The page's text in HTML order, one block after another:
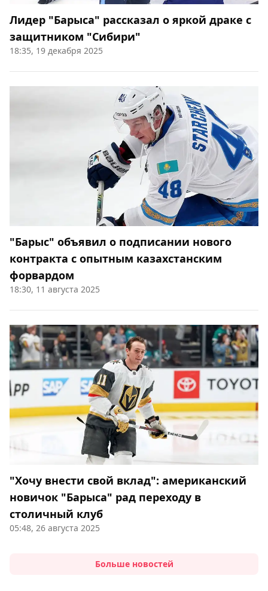
Лидер "Барыса" рассказал о яркой драке с
защитником "Сибири"
18:35, 19 декабря 2025
"Барыс" объявил о подписании нового
контракта с опытным казахстанским
форвардом
18:30, 11 августа 2025
"Хочу внести свой вклад": американский
новичок "Барыса" рад переходу в
столичный клуб
05:48, 26 августа 2025
Больше новостей